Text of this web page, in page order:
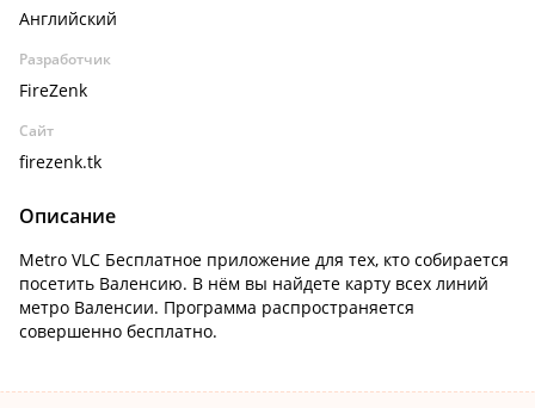
Английский
Разработчик
FireZenk
Сайт
firezenk.tk
Описание
Metro VLC Бесплатное приложение для тех, кто собирается
посетить Валенсию. В нём вы найдете карту всех линий
метро Валенсии. Программа распространяется
совершенно бесплатно.